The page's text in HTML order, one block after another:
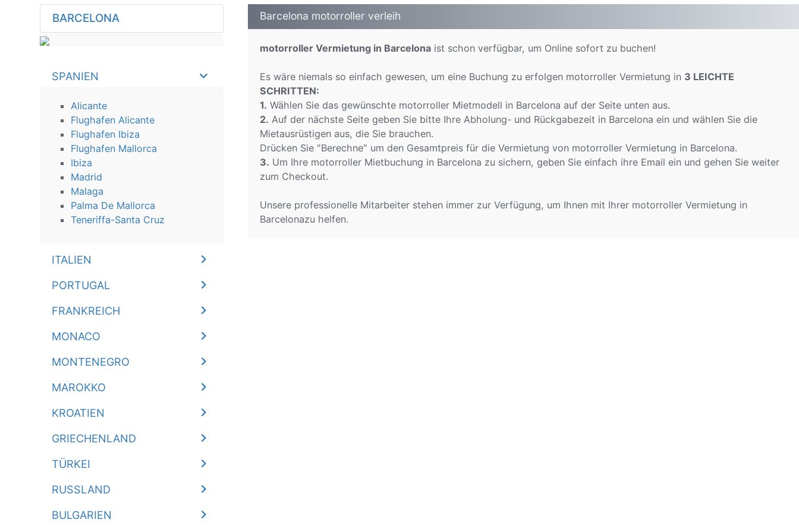
BARCELONA
SPANIEN
Alicante
Flughafen Alicante
Flughafen Ibiza
Flughafen Mallorca
Ibiza
Madrid
Malaga
Palma De Mallorca
Teneriffa-Santa Cruz
ITALIEN
PORTUGAL
FRANKREICH
MONACO
MONTENEGRO
MAROKKO
KROATIEN
GRIECHENLAND
TÜRKEI
RUSSLAND
BULGARIEN
Barcelona motorroller verleih
motorroller Vermietung in Barcelonaist schon verfügbar, um Online sofort zu buchen!
Es wäre niemals so einfach gewesen, um eine Buchung zu erfolgen motorroller Vermietung in 3 LEICHTE
SCHRITTEN:
1. Wählen Sie das gewünschte motorroller Mietmodell in Barcelona auf der Seite unten aus.
2. Auf der nächste Seite geben Sie bitte Ihre Abholung- und Rückgabezeit in Barcelona ein und wählen Sie die
Mietausrüstigen aus, die Sie brauchen.
Drücken Sie "Berechne" um den Gesamtpreis für die Vermietung von motorroller Vermietung in Barcelona.
3. Um Ihre motorroller Mietbuchung in Barcelona zu sichern, geben Sie einfach ihre Email ein und gehen Sie weiter
zum Checkout.
Unsere professionelle Mitarbeiter stehen immer zur Verfügung, um Ihnen mit Ihrer motorroller Vermietung in
Barcelonazu helfen.